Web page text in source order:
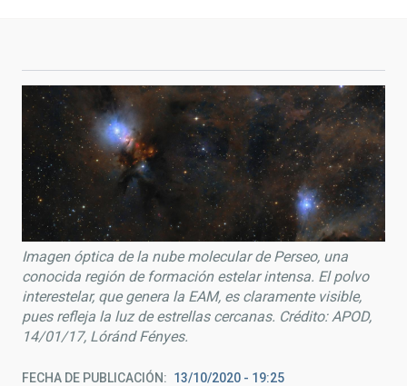
Imagen óptica de la nube molecular de Perseo, una
conocida región de formación estelar intensa. El polvo
interestelar, que genera la EAM, es claramente visible,
pues refleja la luz de estrellas cercanas. Crédito: APOD,
14/01/17, Lóránd Fényes.
FECHA DE PUBLICACIÓN 13/10/2020 - 19:25